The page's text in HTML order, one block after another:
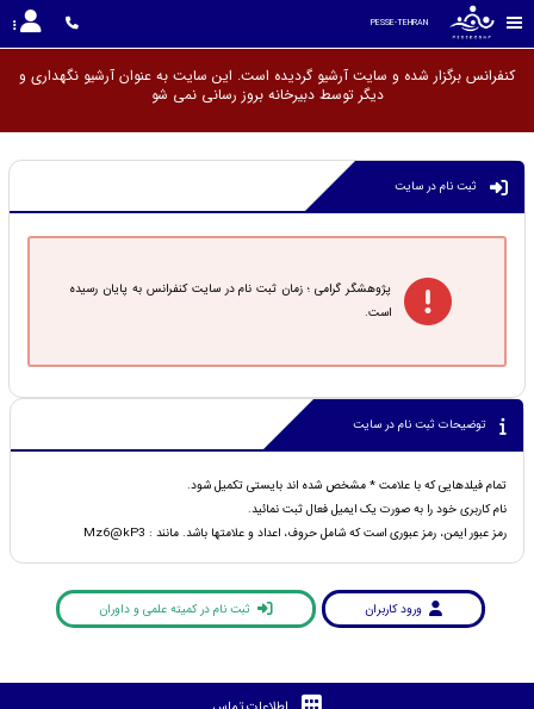
PESSE-TEHRAN
کنفرانس برگزار شده و سایت آرشیو گردیده است. این سایت به عنوان آرشیو نگهداری و
دیگر توسط دبیرخانه بروز رسانی ن
ثبت نام در سایت
پژوهشگر گرامی ؛ زمان ثبت نام در سایت کنفرانس به پایان رسیده
است.
توضیحات ثبت نام در سایت
تمام فیلدهایی که با علامت * مشخص شده اند بایستی تکمیل شود.
نام کاربری خود را به صورت یک ایمیل فعال ثبت نمائید.
رمز عبور ایمن، رمز عبوری است که شامل حروف، اعداد و علامتها باشد. مانند : Mz6@kP3
ورود کاربران ثبت نام در کمیته علمی و داوران